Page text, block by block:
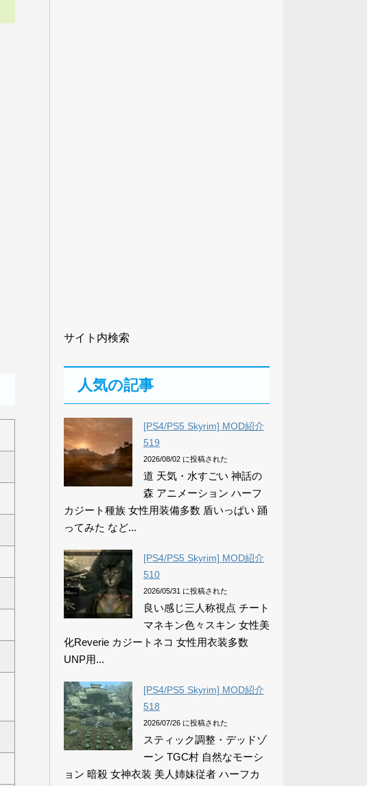
サイト内検索
人気の記事
[PS4/PS5 Skyrim] MOD紹介
519
2026/08/02 に投稿された
道 天気・水すごい 神話の
森 アニメーション ハーフ
カジート種族 女性用装備多数 盾いっぱい 踊
ってみた など...
[PS4/PS5 Skyrim] MOD紹介
510
2026/05/31 に投稿された
良い感じ三人称視点 チート
マネキン色々スキン 女性美
化Reverie カジートネコ 女性用衣装多数
UNP用...
[PS4/PS5 Skyrim] MOD紹介
518
2026/07/26 に投稿された
スティック調整・デッドゾ
ーン TGC村 自然なモーシ
ョン 暗殺 女神衣装 美人姉妹従者 ハーフカ